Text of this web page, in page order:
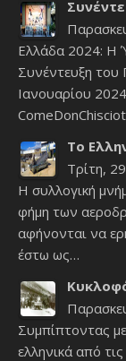
Ελλάδα 2024: Η
Συνέντευξη του
Ιανουαρίου
Το
Τρίτη,
Η συλλογική
φήμη των
αφήνονται να
έστω ως…
Συμπίπτοντας
ελληνικά από